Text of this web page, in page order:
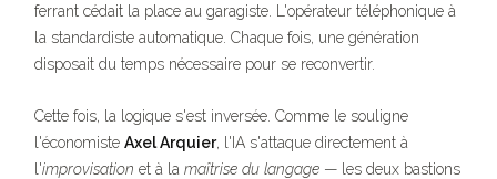
ferrant cédait la place au garagiste. L'opérateur téléphonique à
la standardiste automatique. Chaque fois, une génération
disposait du temps nécessaire pour se reconvertir.
Cette fois, la logique s'est inversée. Comme le souligne
l'économisteAxel Arquier, l'IA s'attaque directement à
l'improvisation et à lamaîtrise du langage — les deux bastions